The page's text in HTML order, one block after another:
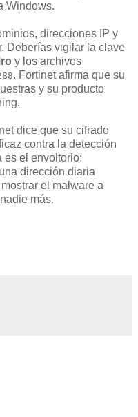
Windows.
direcciones IP y
Deberías vigilar la clave
y los archivos
. Fortinet afirma que su
y su producto
dice que su cifrado
contra la detección
es el envoltorio:
dirección diaria
el malware a
más.